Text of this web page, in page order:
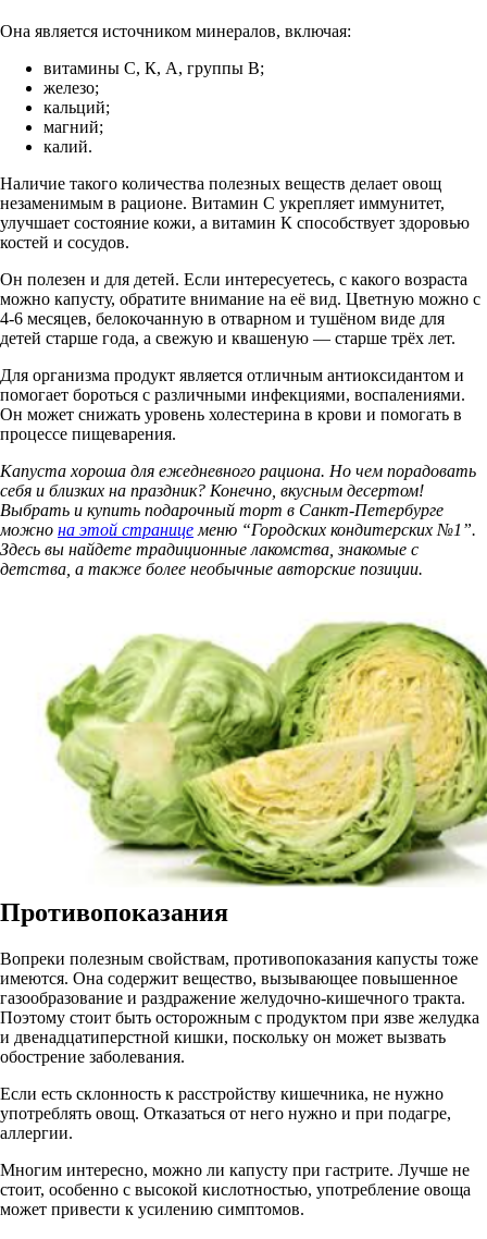
Она является источником минералов, включая:
витамины С, К, А, группы В;
железо;
кальций;
магний;
калий.
Наличие такого количества полезных веществ делает овощ
незаменимым в рационе. Витамин С укрепляет иммунитет,
улучшает состояние кожи, а витамин К способствует здоровью
костей и сосудов.
Он полезен и для детей. Если интересуетесь, с какого возраста
можно капусту, обратите внимание на её вид. Цветную можно с
4-6 месяцев, белокочанную в отварном и тушёном виде для
детей старше года, а свежую и квашеную — старше трёх лет.
Для организма продукт является отличным антиоксидантом и
помогает бороться с различными инфекциями, воспалениями.
Он может снижать уровень холестерина в крови и помогать в
процессе пищеварения.
Капуста хороша для ежедневного рациона. Но чем порадовать
себя и близких на праздник? Конечно, вкусным десертом!
Выбрать и купить подарочный торт в Санкт-Петербурге
можно на этой странице меню “Городских кондитерских №1”.
Здесь вы найдете традиционные лакомства, знакомые с
детства, а также более необычные авторские позиции.
Противопоказания
Вопреки полезным свойствам, противопоказания капусты тоже
имеются. Она содержит вещество, вызывающее повышенное
газообразование и раздражение желудочно-кишечного тракта.
Поэтому стоит быть осторожным с продуктом при язве желудка
и двенадцатиперстной кишки, поскольку он может вызвать
обострение заболевания.
Если есть склонность к расстройству кишечника, не нужно
употреблять овощ. Отказаться от него нужно и при подагре,
аллергии.
Многим интересно, можно ли капусту при гастрите. Лучше не
стоит, особенно с высокой кислотностью, употребление овоща
может привести к усилению симптомов.